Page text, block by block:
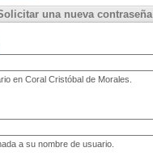
una nueva contraseña
en Coral Cristóbal de Morales.
a su nombre de usuario.